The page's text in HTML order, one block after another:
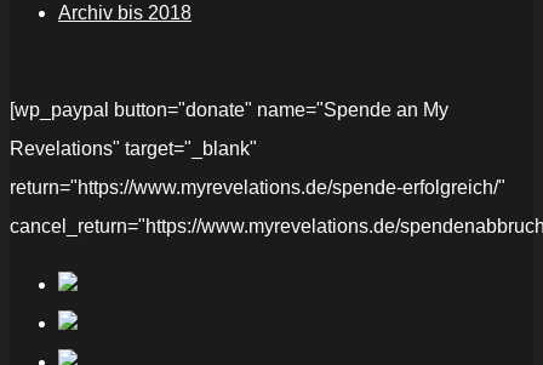
Archiv bis 2018
[wp_paypal button="donate" name="Spende an My
Revelations" target="_blank"
return="https://www.myrevelations.de/spende-erfolgreich/"
cancel_return="https://www.myrevelations.de/